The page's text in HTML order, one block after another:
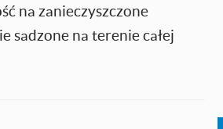
na zanieczyszczone
sadzone na terenie całej